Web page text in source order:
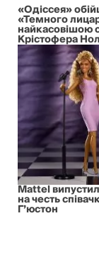
«Одіссея»
«Темного
найкасовішою
Крістофера
Mattel
на честь
Г’юстон